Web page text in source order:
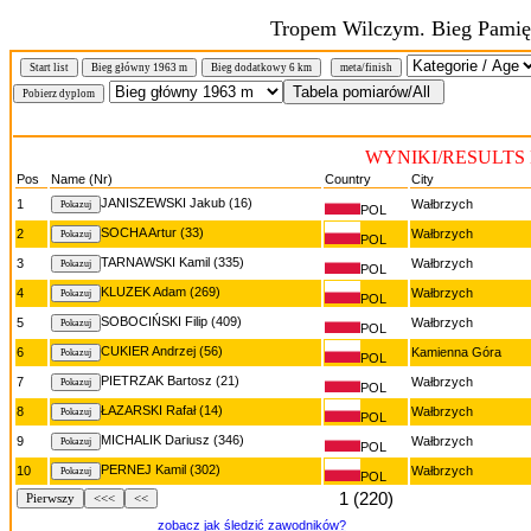
Tropem Wilczym. Bieg
Start list Bieg główny 1963 m Bieg dodatkowy 6 km meta/finish
WYNIKI/RESULTS
Pos Name (Nr) Country
City
1
JANISZEWSKI Jakub (16) POL Wałbrzych
2 SOCHA Artur (33) POL Wałbrzych
3 TARNAWSKI Kamil (335) POL Wałbrzych
4 KLUZEK Adam (269) POL Wałbrzych
5 SOBOCIŃSKI Filip (409) POL Wałbrzych
6 CUKIER Andrzej (56) POL Kamienna Góra
7 PIETRZAK Bartosz (21) POL Wałbrzych
8 ŁAZARSKI Rafał (14) POL Wałbrzych
9 MICHALIK Dariusz (346) POL Wałbrzych
10 PERNEJ Kamil (302) POL Wałbrzych
Pierwszy <<< << 1 (220)
zobacz jak śledzić zawodników?